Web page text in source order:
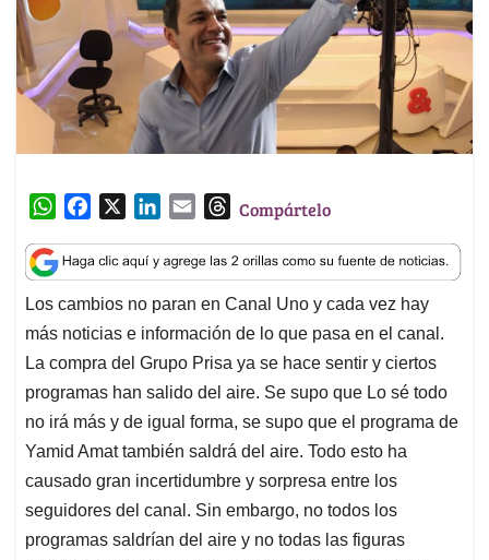
W
a
t
s
A
p
p
c
e
b
o
o
k
n
k
e
d
I
n
a
i
T
r
e
a
d
s
Compártelo
Los cambios no paran en Canal Uno y cada vez hay
más noticias e información de lo que pasa en el canal.
La compra del Grupo Prisa ya se hace sentir y ciertos
programas han salido del aire. Se supo que Lo sé todo
no irá más y de igual forma, se supo que el programa de
Yamid Amat también saldrá del aire. Todo esto ha
causado gran incertidumbre y sorpresa entre los
seguidores del canal. Sin embargo, no todos los
programas saldrían del aire y no todas las figuras